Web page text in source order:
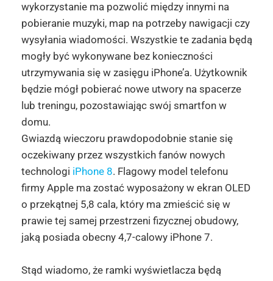
wykorzystanie ma pozwolić między innymi na
pobieranie muzyki, map na potrzeby nawigacji czy
wysyłania wiadomości. Wszystkie te zadania będą
mogły być wykonywane bez konieczności
utrzymywania się w zasięgu iPhone’a. Użytkownik
będzie mógł pobierać nowe utwory na spacerze
lub treningu, pozostawiając swój smartfon w
domu.
Gwiazdą wieczoru prawdopodobnie stanie się
oczekiwany przez wszystkich fanów nowych
technologi iPhone 8. Flagowy model telefonu
firmy Apple ma zostać wyposażony w ekran OLED
o przekątnej 5,8 cala, który ma zmieścić się w
prawie tej samej przestrzeni fizycznej obudowy,
jaką posiada obecny 4,7-calowy iPhone 7.
Stąd wiadomo, że ramki wyświetlacza będą